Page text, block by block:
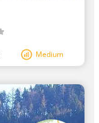
Medium